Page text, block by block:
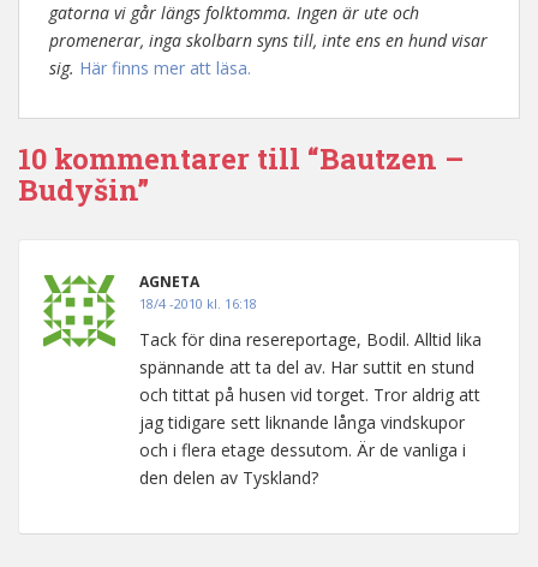
gatorna vi går längs folktomma. Ingen är ute och
promenerar, inga skolbarn syns till, inte ens en hund visar
sig. Här finns mer att läsa.
10 kommentarer till “Bautzen –
Budyšin”
AGNETA
18/4 -2010 kl. 16:18
Tack för dina resereportage, Bodil. Alltid lika
spännande att ta del av. Har suttit en stund
och tittat på husen vid torget. Tror aldrig att
jag tidigare sett liknande långa vindskupor
och i flera etage dessutom. Är de vanliga i
den delen av Tyskland?